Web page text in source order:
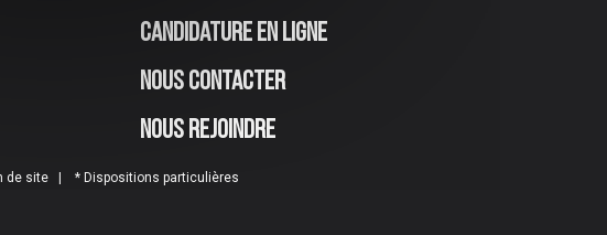
Candidature en ligne
Nous contacter
Nous rejoindre
de site * Dispositions particulières